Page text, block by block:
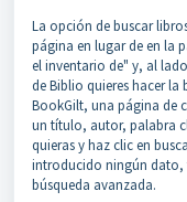
La opción de buscar
página en lugar de en la
el inventario de" y, al
de Biblio quieres hacer la
BookGilt, una página de
un título, autor, palabra
quieras y haz clic en
introducido ningún dato,
búsqueda avanzada.